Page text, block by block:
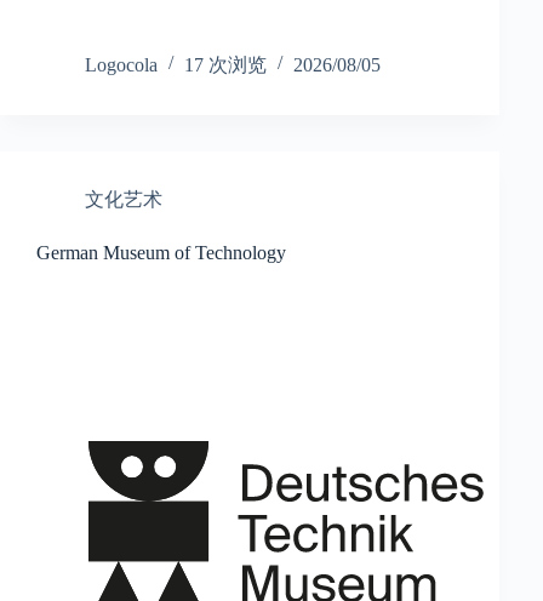
Logocola 17 次浏览 2026/08/05
文化艺术
German Museum of Technology